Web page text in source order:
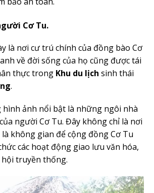
Cơ Tu.
là nơi cư trú chính của đồng bào Cơ
về đời sống của họ cũng được tái
thực trong Khu du lịch sinh thái
.
ảnh nổi bật là những ngôi nhà
người Cơ Tu. Đây không chỉ là nơi
không gian để cộng đồng Cơ Tu
các hoạt động giao lưu văn hóa,
truyền thống.